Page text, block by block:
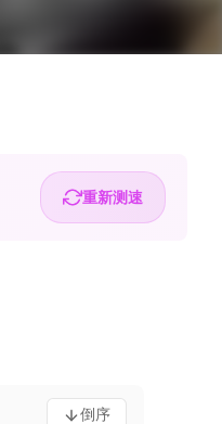
重新测速
倒序